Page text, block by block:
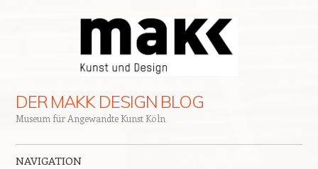
DER MAKK DESIGN BLOG
Museum für Angewandte Kunst Köln
NAVIGATION